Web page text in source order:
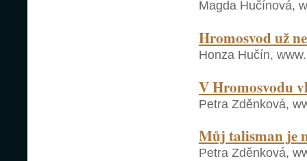
Magda Hučínová,
Hromosvod už
Honza Hučín,
V Hromosvodu
Petra Zděnková,
Můj talisman je
Petra Zděnková,